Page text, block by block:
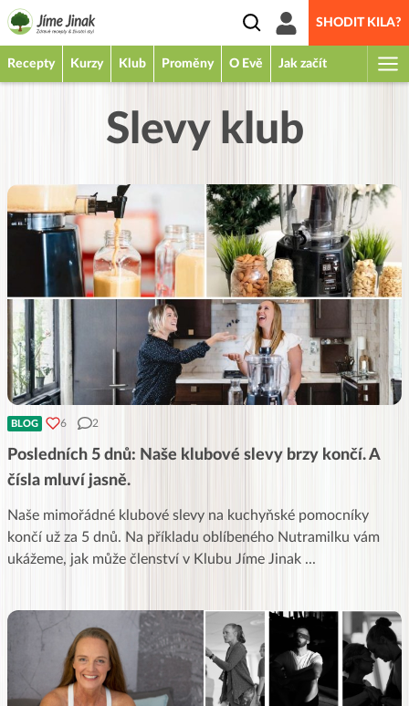
SHODIT KILA?
Recepty Kurzy Klub Proměny O Evě Jak začít
Slevy klub
BLOG 6 2
Posledních 5 dnů: Naše klubové slevy brzy končí. A
čísla mluví jasně.
Naše mimořádné klubové slevy na kuchyňské pomocníky
končí už za 5 dnů. Na příkladu oblíbeného Nutramilku vám
ukážeme, jak může členství v Klubu Jíme Jinak ...